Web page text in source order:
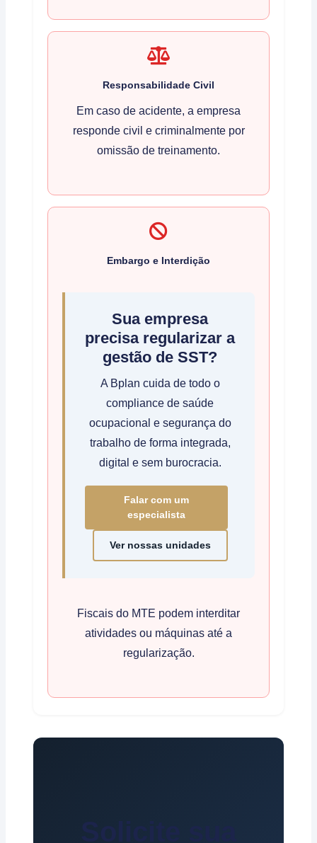
Responsabilidade Civil
Em caso de acidente, a empresa
responde civil e criminalmente por
omissão de treinamento.
Embargo e Interdição
Sua empresa
precisa regularizar a
gestão de SST?
A Bplan cuida de todo o
compliance de saúde
ocupacional e segurança do
trabalho de forma integrada,
digital e sem burocracia.
Falar com um
especialista
Ver nossas unidades
Fiscais do MTE podem interditar
atividades ou máquinas até a
regularização.